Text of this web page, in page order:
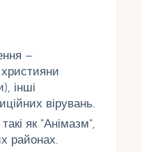
–
інші
вірувань.
як "Анімазм",
районах.